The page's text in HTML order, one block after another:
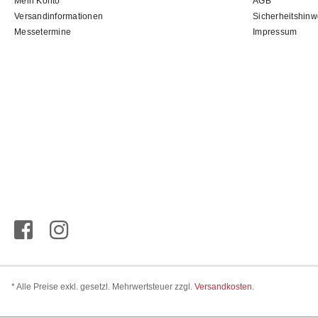
Versandinformationen
Messetermine
Impressum
* Alle Preise exkl. gesetzl. Mehrwertsteuer zzgl. Versandkosten.